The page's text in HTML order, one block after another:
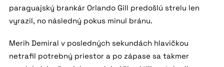
paraguajský brankár Orlando Gill predošlú strelu len
vyrazil, no následný pokus minul bránu.
Merih Demiral v posledných sekundách hlavičkou
netrafil potrebný priestor a po zápase sa takmer